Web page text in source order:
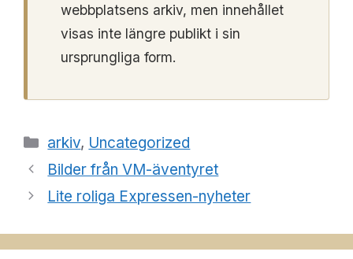
webbplatsens arkiv, men innehållet
visas inte längre publikt i sin
ursprungliga form.
Kategorier
arkiv, Uncategorized
Bilder från VM-äventyret
Lite roliga Expressen-nyheter